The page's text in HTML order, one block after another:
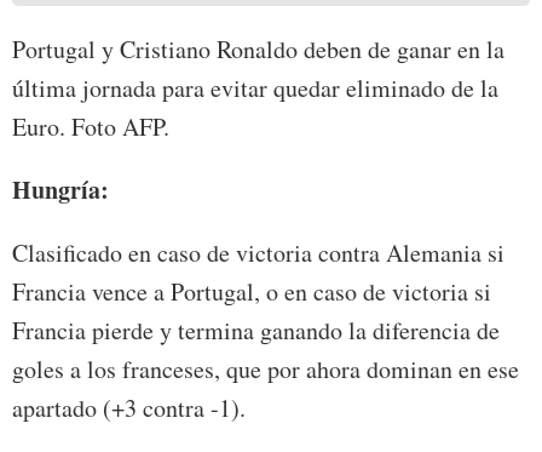
Portugal y Cristiano Ronaldo deben de ganar en la
última jornada para evitar quedar eliminado de la
Euro. Foto AFP.
Hungría:
Clasificado en caso de victoria contra Alemania si
Francia vence a Portugal, o en caso de victoria si
Francia pierde y termina ganando la diferencia de
goles a los franceses, que por ahora dominan en ese
apartado (+3 contra -1).